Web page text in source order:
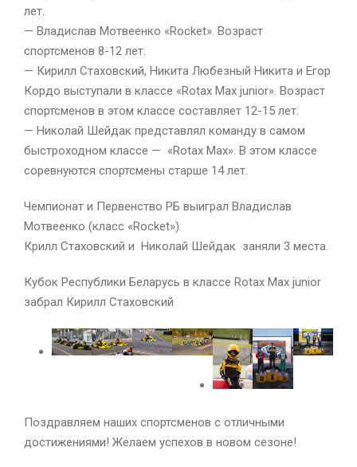
лет.
— Владислав Мотвеенко «Rocket». Возраст
спортсменов 8-12 лет.
— Кирилл Стаховский, Никита Любезный Никита и Егор
Кордо выступали в классе «Rotax Max junior». Возраст
спортсменов в этом классе составляет 12-15 лет.
— Николай Шейдак представлял команду в самом
быстроходном классе — «Rotax Max». В этом классе
соревнуются спортсмены старше 14 лет.
Чемпионат и Первенство РБ выиграл Владислав
Мотвеенко (класс «Rocket»).
Крилл Стаховский и Николай Шейдак заняли 3 места.
Кубок Республики Беларусь в классе Rotax Max junior
забрал Кирилл Стаховский
Поздравляем наших спортсменов с отличными
достижениями! Желаем успехов в новом сезоне!